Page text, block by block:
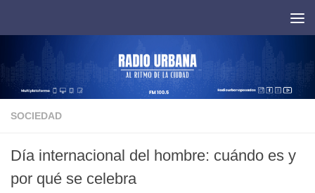
SOCIEDAD
Día internacional del hombre: cuándo es y
por qué se celebra